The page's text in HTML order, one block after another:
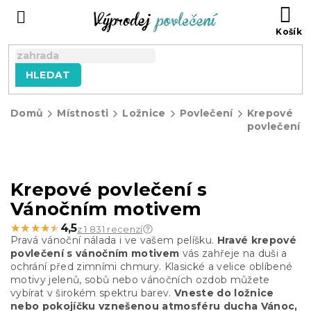
HLEDAT
Domů Místnosti Ložnice Povlečení
Krepové
povlečení
Krepové povlečení s
Vánočním motivem
★★★★★
★★★★★ 4,5z 1 831 recenzí
Pravá vánoční nálada i ve vašem pelíšku. Hravé krepové
povlečení s vánočním motivem vás zahřeje na duši a
ochrání před zimními chmury. Klasické a velice oblíbené
motivy jelenů, sobů nebo vánočních ozdob můžete
vybírat v širokém spektru barev. Vneste do ložnice
nebo pokojíčku vznešenou atmosféru ducha Vánoc,